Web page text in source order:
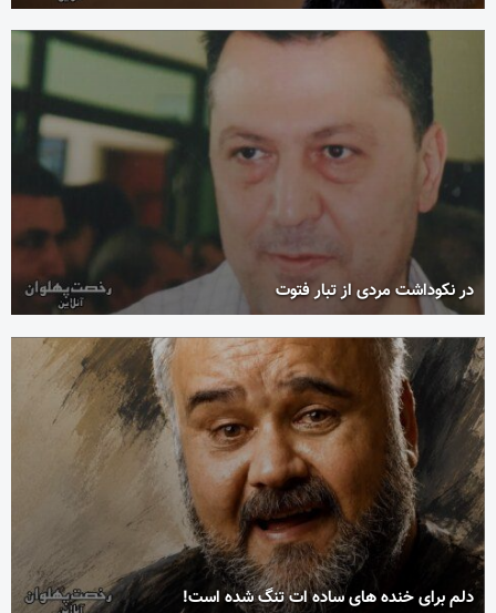
در نکوداشت مردی از تبار فتوت
دلم برای خنده های ساده ات تنگ شده است!